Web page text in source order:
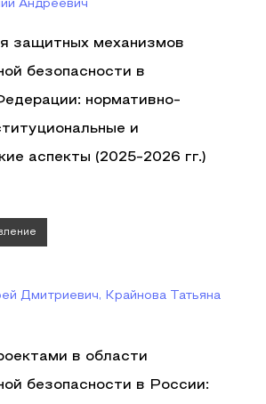
Андреевич
защитных механизмов
безопасности в
нормативно-
и
аспекты (2025-2026 гг.)
Дмитриевич, Крайнова Татьяна
в области
безопасности в России: